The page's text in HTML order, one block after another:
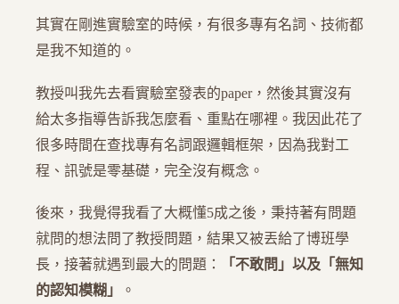
其實在剛進實驗室的時候，有很多專有名詞、技術都
是我不知道的。
教授叫我先去看實驗室發表的paper，然後其實沒有
給太多指導告訴我怎麼看、重點在哪裡。我因此花了
很多時間在查找專有名詞跟邏輯框架，因為我對工
程、訊號是零基礎，完全沒有概念。
後來，我覺得我看了大概懂5成之後，秉持著有問題
就問的想法問了教授問題，結果又被丟給了博班學
長，接著就遇到最大的問題：
「不敢問」 以及 「無知
的認知模糊」
。